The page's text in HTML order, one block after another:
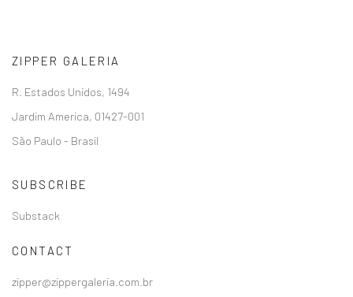
ZIPPER GALERIA
R. Estados Unidos, 1494
Jardim America, 01427-001
São Paulo - Brasil
SUBSCRIBE
Substack
CONTACT
zipper@zippergaleria.com.br